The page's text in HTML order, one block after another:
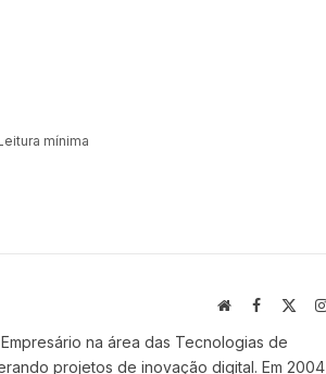
mínima
WebsiteFacebook
na área das Tecnologias de
projetos de inovação digital. Em 2004